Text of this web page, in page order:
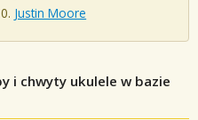
Justin Moore
i chwyty ukulele w bazie